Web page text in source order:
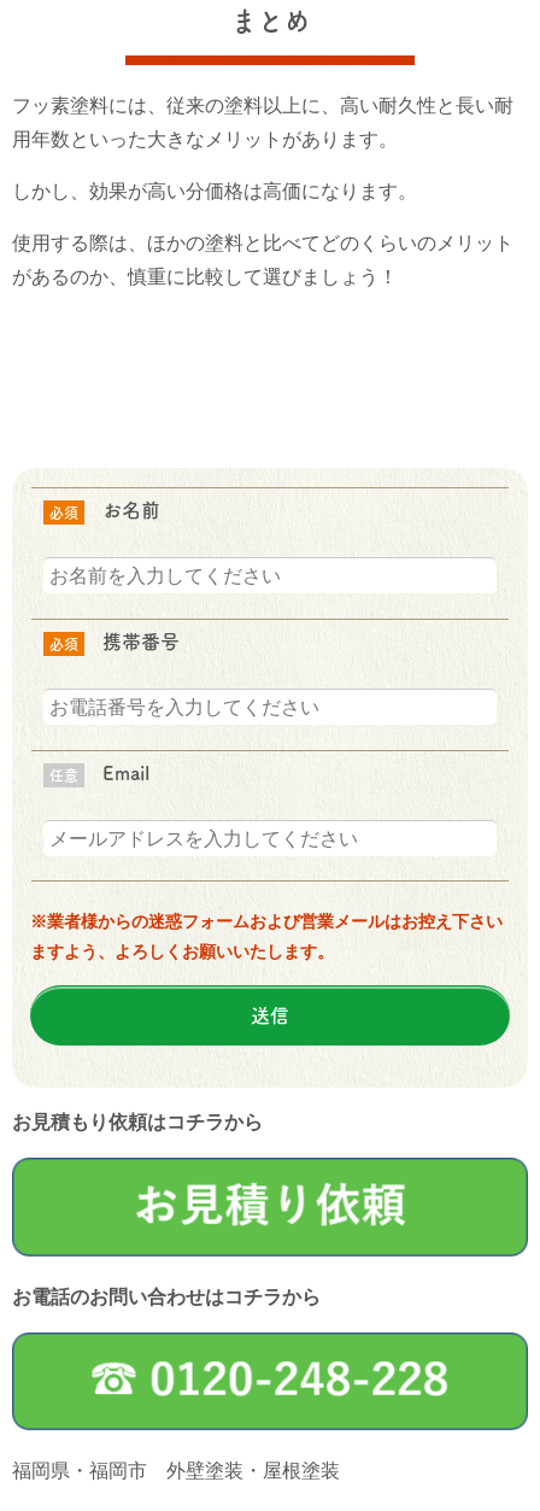
まとめ
フッ素塗料には、従来の塗料以上に、高い耐久性と長い耐
用年数といった大きなメリットがあります。
しかし、効果が高い分価格は高価になります。
使用する際は、ほかの塗料と比べてどのくらいのメリット
があるのか、慎重に比較して選びましょう！
必須 お名前
必須 携帯番号
任意 Email
※業者様からの迷惑フォームおよび営業メールはお控え下さい
ますよう、よろしくお願いいたします。
お見積もり依頼はコチラから
お電話のお問い合わせはコチラから
福岡県・福岡市 外壁塗装・屋根塗装